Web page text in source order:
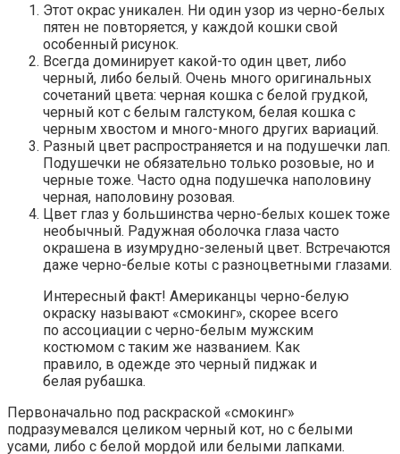
Этот окрас уникален. Ни один узор из черно-белых
пятен не повторяется, у каждой кошки свой
особенный рисунок.
Всегда доминирует какой-то один цвет, либо
черный, либо белый. Очень много оригинальных
сочетаний цвета: черная кошка с белой грудкой,
черный кот с белым галстуком, белая кошка с
черным хвостом и много-много других вариаций.
Разный цвет распространяется и на подушечки лап.
Подушечки не обязательно только розовые, но и
черные тоже. Часто одна подушечка наполовину
черная, наполовину розовая.
Цвет глаз у большинства черно-белых кошек тоже
необычный. Радужная оболочка глаза часто
окрашена в изумрудно-зеленый цвет. Встречаются
даже черно-белые коты с разноцветными глазами.
Интересный факт! Американцы черно-белую
окраску называют «смокинг», скорее всего
по ассоциации с черно-белым мужским
костюмом с таким же названием. Как
правило, в одежде это черный пиджак и
белая рубашка.
Первоначально под раскраской «смокинг»
подразумевался целиком черный кот, но с белыми
усами, либо с белой мордой или белыми лапками.